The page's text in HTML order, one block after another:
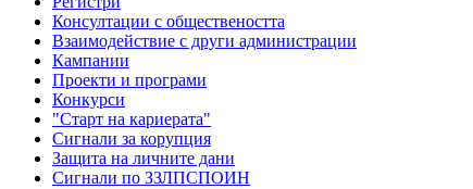
Консултации с обществеността
Взаимодействие с други администрации
Кампании
Проекти и програми
Конкурси
"Старт на кариерата"
Сигнали за корупция
Защита на личните дани
Сигнали по ЗЗЛПСПОИН